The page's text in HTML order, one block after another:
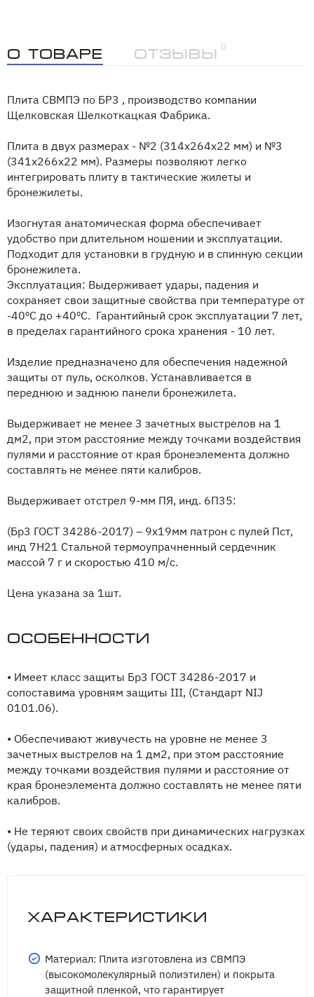
О товаре Отзывы
0
Плита СВМПЭ по БР3 , производство компании
Щелковская Шелкоткацкая Фабрика.
Плита в двух размерах - №2 (314x264x22 мм) и №3
(341х266х22 мм). Размеры позволяют легко
интегрировать плиту в тактические жилеты и
бронежилеты.
Изогнутая анатомическая форма обеспечивает
удобство при длительном ношении и эксплуатации.
Подходит для установки в грудную и в спинную секции
бронежилета.
Эксплуатация: Выдерживает удары, падения и
сохраняет свои защитные свойства при температуре от
-40ºС до +40ºС. Гарантийный срок эксплуатации 7 лет,
в пределах гарантийного срока хранения - 10 лет.
Изделие предназначено для обеспечения надежной
защиты от пуль, осколков. Устанавливается в
переднюю и заднюю панели бронежилета.
Выдерживает не менее 3 зачетных выстрелов на 1
дм2, при этом расстояние между точками воздействия
пулями и расстояние от края бронеэлемента должно
составлять не менее пяти калибров.
Выдерживает отстрел 9-мм ПЯ, инд. 6П35:
(Бр3 ГОСТ 34286-2017) – 9х19мм патрон с пулей Пст,
инд 7Н21 Стальной термоупрачненный сердечник
массой 7 г и скоростью 410 м/с.
Цена указана за 1шт.
Особенности
• Имеет класс защиты Бр3 ГОСТ 34286-2017 и
сопоставима уровням защиты III, (Стандарт NIJ
0101.06).
• Обеспечивают живучесть на уровне не менее 3
зачетных выстрелов на 1 дм2, при этом расстояние
между точками воздействия пулями и расстояние от
края бронеэлемента должно составлять не менее пяти
калибров.
• Не теряют своих свойств при динамических нагрузках
(удары, падения) и атмосферных осадках.
Характеристики
Материал: Плита изготовлена из СВМПЭ
(высокомолекулярный полиэтилен) и покрыта
защитной пленкой, что гарантирует